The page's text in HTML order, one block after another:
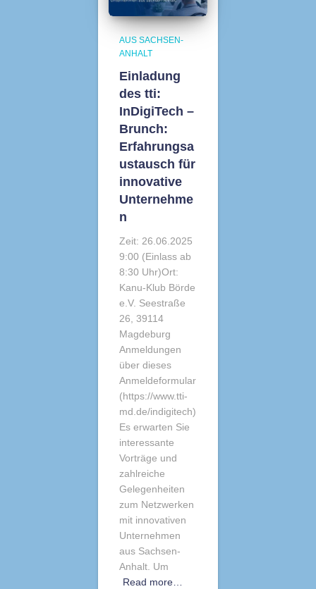
AUS SACHSEN-
ANHALT
Einladung
des tti:
InDigiTech –
Brunch:
Erfahrungsa
ustausch für
innovative
Unternehme
n
Zeit: 26.06.2025
9:00 (Einlass ab
8:30 Uhr)Ort:
Kanu-Klub Börde
e.V. Seestraße
26, 39114
Magdeburg
Anmeldungen
über dieses
Anmeldeformular
(https://www.tti-
md.de/indigitech)
Es erwarten Sie
interessante
Vorträge und
zahlreiche
Gelegenheiten
zum Netzwerken
mit innovativen
Unternehmen
aus Sachsen-
Anhalt. Um
Read more…